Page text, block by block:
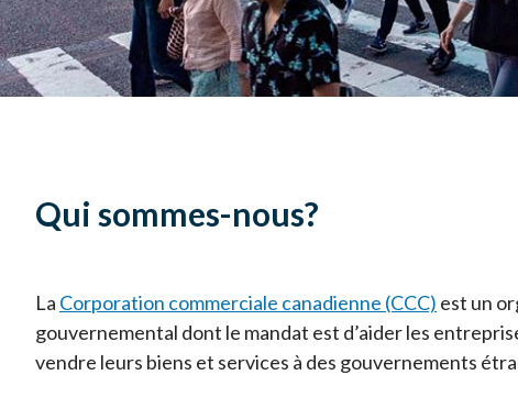
Qui sommes-nous?
La Corporation commerciale canadienne (CCC) est un
gouvernemental dont le mandat est d’aider les
vendre leurs biens et services à des gouvernements